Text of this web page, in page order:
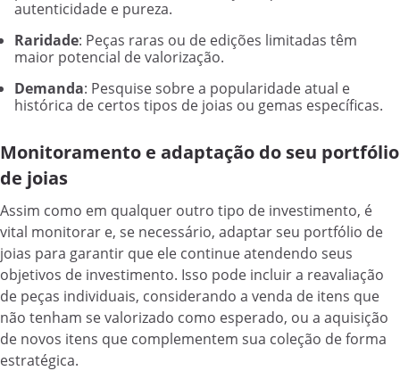
autenticidade e pureza.
Raridade: Peças raras ou de edições limitadas têm
maior potencial de valorização.
Demanda: Pesquise sobre a popularidade atual e
histórica de certos tipos de joias ou gemas específicas.
Monitoramento e adaptação do seu portfólio
de joias
Assim como em qualquer outro tipo de investimento, é
vital monitorar e, se necessário, adaptar seu portfólio de
joias para garantir que ele continue atendendo seus
objetivos de investimento. Isso pode incluir a reavaliação
de peças individuais, considerando a venda de itens que
não tenham se valorizado como esperado, ou a aquisição
de novos itens que complementem sua coleção de forma
estratégica.